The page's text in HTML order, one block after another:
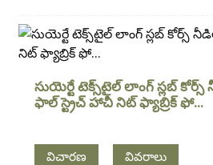
సుయెర్టే టెక్స్‌టైల్ లాంగ్ స్లబ్ కోర్స్
ఫాల్ స్ట్రెచ్ హాచీ నిట్ ఫ్యాబ్రిక్ ఫో...
విచారణ వివరాలు